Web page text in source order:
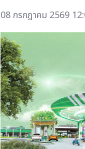
08 กรกฎาคม 2569